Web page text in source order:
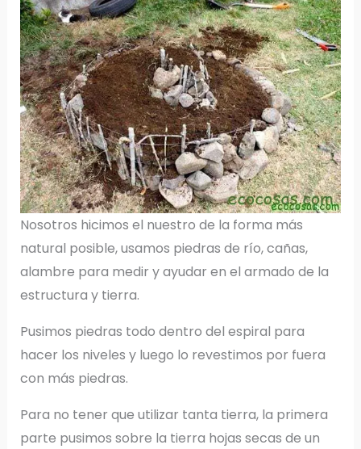
Nosotros hicimos el nuestro de la forma más
natural posible, usamos piedras de río, cañas,
alambre para medir y ayudar en el armado de la
estructura y tierra.
Pusimos piedras todo dentro del espiral para
hacer los niveles y luego lo revestimos por fuera
con más piedras.
Para no tener que utilizar tanta tierra, la primera
parte pusimos sobre la tierra hojas secas de un